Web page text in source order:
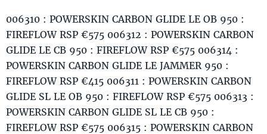
006310 : POWERSKIN CARBON GLIDE LE OB 950 :
FIREFLOW RSP €575 006312 : POWERSKIN CARBON
GLIDE LE CB 950 : FIREFLOW RSP €575 006314 :
POWERSKIN CARBON GLIDE LE JAMMER 950 :
FIREFLOW RSP €415 006311 : POWERSKIN CARBON
GLIDE SL LE OB 950 : FIREFLOW RSP €575 006313 :
POWERSKIN CARBON GLIDE SL LE CB 950 :
FIREFLOW RSP €575 006315 : POWERSKIN CARBON